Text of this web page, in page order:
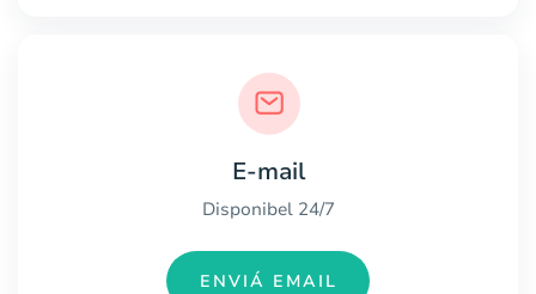
E-mail
Disponibel 24/7
ENVIÁ EMAIL